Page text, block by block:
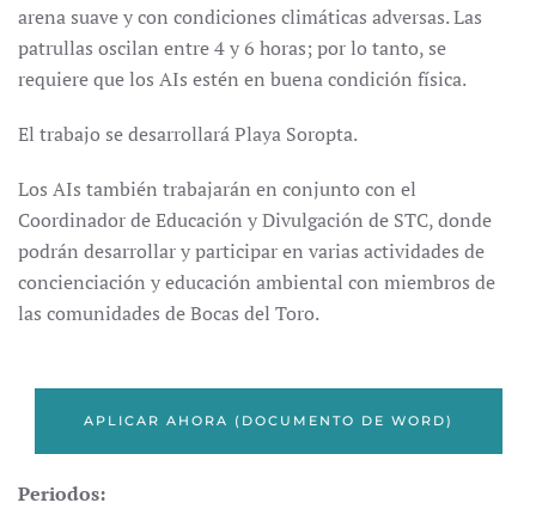
arena suave y con condiciones climáticas adversas. Las
patrullas oscilan entre 4 y 6 horas; por lo tanto, se
requiere que los AIs estén en buena condición física.
El trabajo se desarrollará Playa Soropta.
Los AIs también trabajarán en conjunto con el
Coordinador de Educación y Divulgación de STC, donde
podrán desarrollar y participar en varias actividades de
concienciación y educación ambiental con miembros de
las comunidades de Bocas del Toro.
APLICAR AHORA (DOCUMENTO DE WORD)
Periodos: